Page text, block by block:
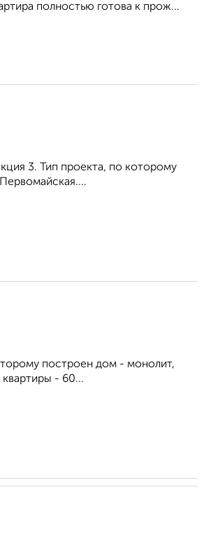
полностью готова к прож...
3. Тип проекта, по которому
построен дом - монолит,
- 60...